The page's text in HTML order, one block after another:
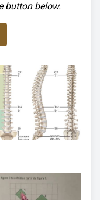
button below.